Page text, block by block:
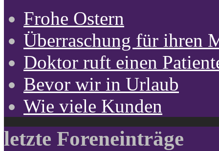
Frohe Ostern
Überraschung für ihren
Doktor ruft einen
Bevor wir in Urlaub
Wie viele Kunden
letzte Foreneinträge